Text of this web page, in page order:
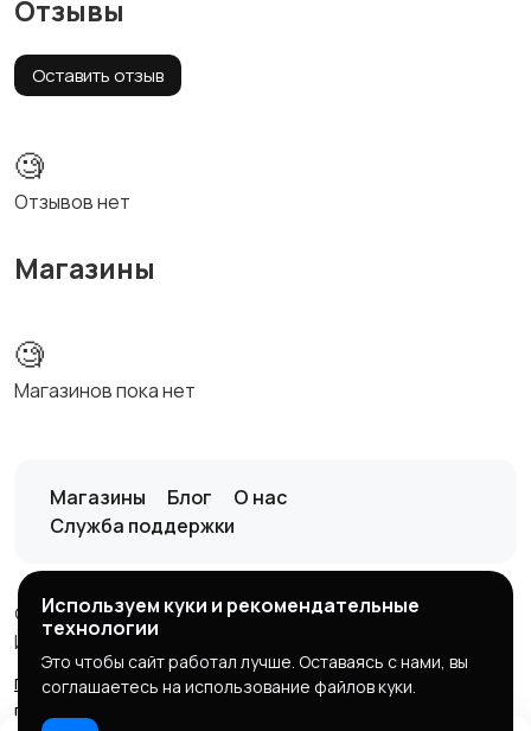
Отзывы
Оставить отзыв
🧐
Отзывов нет
Магазины
🧐
Магазинов пока нет
Магазины Блог
О нас
Служба поддержки
© 2026 it-marketplace
ИП Кузнецов Д.А, ИНН:370403503708
правила
конфиденциальность возврат
продавцу
Используем куки и рекомендательные
технологии
Это чтобы сайт работал лучше. Оставаясь с нами, вы
соглашаетесь на использование файлов куки.